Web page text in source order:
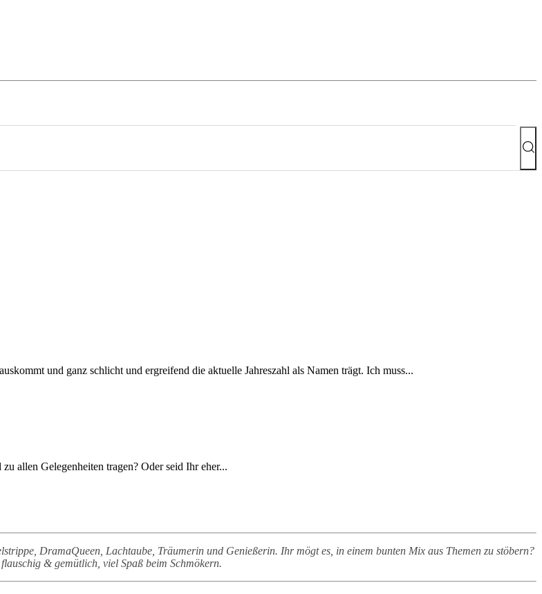
und ganz schlicht und ergreifend die aktuelle Jahreszahl als Namen trägt. Ich muss...
allen Gelegenheiten tragen? Oder seid Ihr eher...
DramaQueen, Lachtaube, Träumerin und Genießerin. Ihr mögt es, in einem bunten Mix aus Themen zu stöbern?
& gemütlich, viel Spaß beim Schmökern.